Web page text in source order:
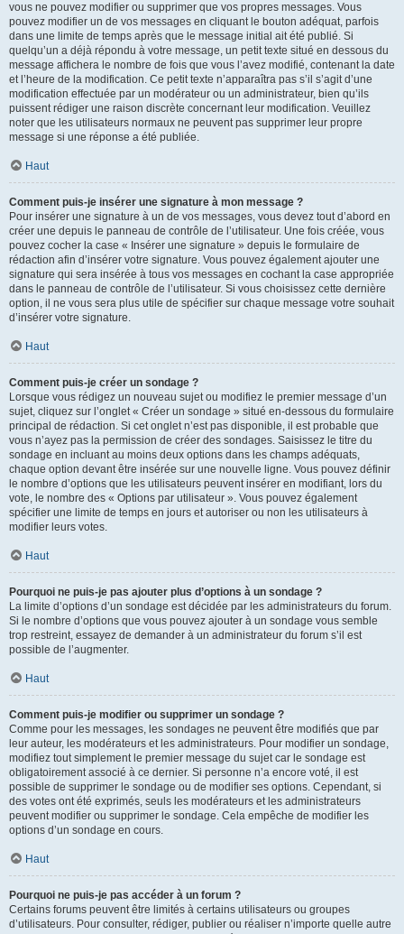
vous ne pouvez modifier ou supprimer que vos propres messages. Vous
pouvez modifier un de vos messages en cliquant le bouton adéquat, parfois
dans une limite de temps après que le message initial ait été publié. Si
quelqu’un a déjà répondu à votre message, un petit texte situé en dessous du
message affichera le nombre de fois que vous l’avez modifié, contenant la date
et l’heure de la modification. Ce petit texte n’apparaîtra pas s’il s’agit d’une
modification effectuée par un modérateur ou un administrateur, bien qu’ils
puissent rédiger une raison discrète concernant leur modification. Veuillez
noter que les utilisateurs normaux ne peuvent pas supprimer leur propre
message si une réponse a été publiée.
Haut
Comment puis-je insérer une signature à mon message ?
Pour insérer une signature à un de vos messages, vous devez tout d’abord en
créer une depuis le panneau de contrôle de l’utilisateur. Une fois créée, vous
pouvez cocher la case « Insérer une signature » depuis le formulaire de
rédaction afin d’insérer votre signature. Vous pouvez également ajouter une
signature qui sera insérée à tous vos messages en cochant la case appropriée
dans le panneau de contrôle de l’utilisateur. Si vous choisissez cette dernière
option, il ne vous sera plus utile de spécifier sur chaque message votre souhait
d’insérer votre signature.
Haut
Comment puis-je créer un sondage ?
Lorsque vous rédigez un nouveau sujet ou modifiez le premier message d’un
sujet, cliquez sur l’onglet « Créer un sondage » situé en-dessous du formulaire
principal de rédaction. Si cet onglet n’est pas disponible, il est probable que
vous n’ayez pas la permission de créer des sondages. Saisissez le titre du
sondage en incluant au moins deux options dans les champs adéquats,
chaque option devant être insérée sur une nouvelle ligne. Vous pouvez définir
le nombre d’options que les utilisateurs peuvent insérer en modifiant, lors du
vote, le nombre des « Options par utilisateur ». Vous pouvez également
spécifier une limite de temps en jours et autoriser ou non les utilisateurs à
modifier leurs votes.
Haut
Pourquoi ne puis-je pas ajouter plus d’options à un sondage ?
La limite d’options d’un sondage est décidée par les administrateurs du forum.
Si le nombre d’options que vous pouvez ajouter à un sondage vous semble
trop restreint, essayez de demander à un administrateur du forum s’il est
possible de l’augmenter.
Haut
Comment puis-je modifier ou supprimer un sondage ?
Comme pour les messages, les sondages ne peuvent être modifiés que par
leur auteur, les modérateurs et les administrateurs. Pour modifier un sondage,
modifiez tout simplement le premier message du sujet car le sondage est
obligatoirement associé à ce dernier. Si personne n’a encore voté, il est
possible de supprimer le sondage ou de modifier ses options. Cependant, si
des votes ont été exprimés, seuls les modérateurs et les administrateurs
peuvent modifier ou supprimer le sondage. Cela empêche de modifier les
options d’un sondage en cours.
Haut
Pourquoi ne puis-je pas accéder à un forum ?
Certains forums peuvent être limités à certains utilisateurs ou groupes
d’utilisateurs. Pour consulter, rédiger, publier ou réaliser n’importe quelle autre